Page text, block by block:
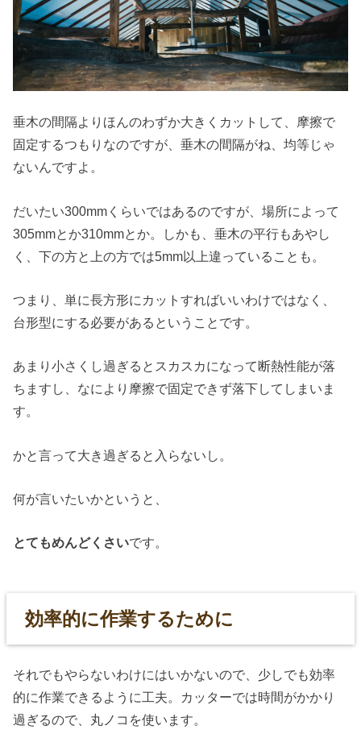
垂木の間隔よりほんのわずか大きくカットして、摩擦で
固定するつもりなのですが、垂木の間隔がね、均等じゃ
ないんですよ。
だいたい300mmくらいではあるのですが、場所によって
305mmとか310mmとか。しかも、垂木の平行もあやし
く、下の方と上の方では5mm以上違っていることも。
つまり、単に長方形にカットすればいいわけではなく、
台形型にする必要があるということです。
あまり小さくし過ぎるとスカスカになって断熱性能が落
ちますし、なにより摩擦で固定できず落下してしまいま
す。
かと言って大き過ぎると入らないし。
何が言いたいかというと、
とてもめんどくさいです。
効率的に作業するために
それでもやらないわけにはいかないので、少しでも効率
的に作業できるように工夫。カッターでは時間がかかり
過ぎるので、丸ノコを使います。